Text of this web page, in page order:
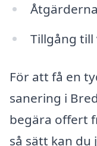
Tillgång
För att få en
sanering i
begära offert
så sätt kan du